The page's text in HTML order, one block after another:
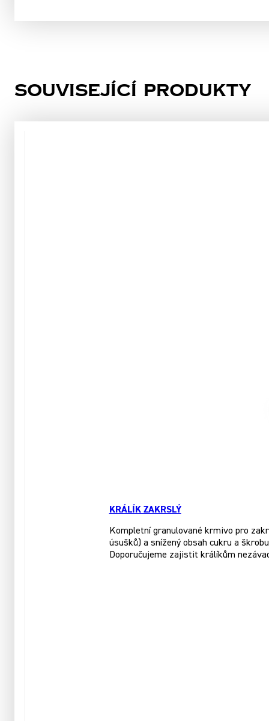
Související produkty
KRÁLÍK ZAKRSLÝ
Kompletní granulované krmivo pro
úsušků) a snížený obsah cukru a
Doporučujeme zajistit králíkům